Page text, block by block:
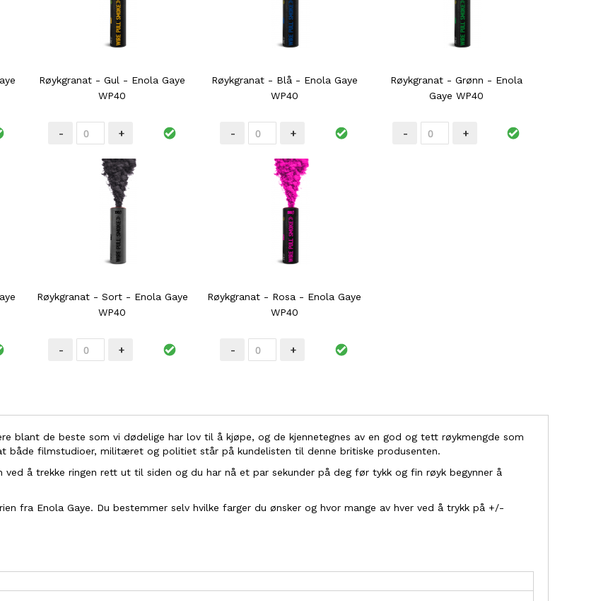
Røykgranat - Gul - Enola Gaye
WP40
- +
Røykgranat - Blå - Enola Gaye
WP40
- +
Røykgranat - Grønn - Enola
Gaye WP40
- +
Røykgranat - Sort - Enola Gaye
WP40
- +
Røykgranat - Rosa - Enola Gaye
WP40
- +
blant de beste som vi dødelige har lov til å kjøpe, og de kjennetegnes av en god og tett røykmengde som
både filmstudioer, militæret og politiet står på kundelisten til denne britiske produsenten.
å trekke ringen rett ut til siden og du har nå et par sekunder på deg før tykk og fin røyk begynner å
fra Enola Gaye. Du bestemmer selv hvilke farger du ønsker og hvor mange av hver ved å trykk på +/-